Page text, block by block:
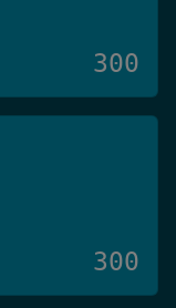
300
300